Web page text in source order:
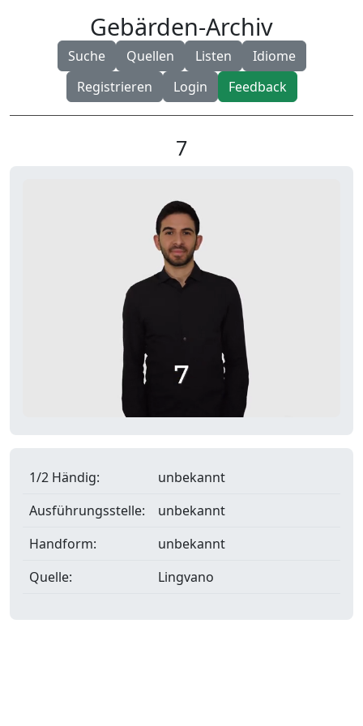
Gebärden-Archiv
Suche Quellen Listen
Idiome
Registrieren
Login Feedback
7
1/2 Händig:
unbekannt
Ausführungsstelle:
unbekannt
Handform:
unbekannt
Quelle:
Lingvano